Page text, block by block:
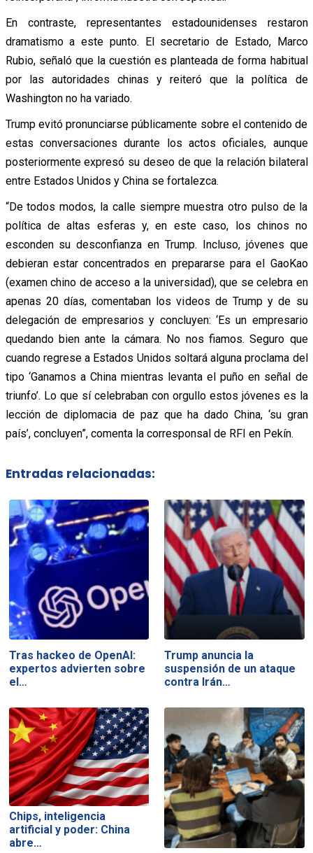
En contraste, representantes estadounidenses restaron
dramatismo a este punto. El secretario de Estado, Marco
Rubio, señaló que la cuestión es planteada de forma habitual
por las autoridades chinas y reiteró que la política de
Washington no ha variado.
Trump evitó pronunciarse públicamente sobre el contenido de
estas conversaciones durante los actos oficiales, aunque
posteriormente expresó su deseo de que la relación bilateral
entre Estados Unidos y China se fortalezca.
“De todos modos, la calle siempre muestra otro pulso de la
política de altas esferas y, en este caso, los chinos no
esconden su desconfianza en Trump. Incluso, jóvenes que
debieran estar concentrados en prepararse para el GaoKao
(examen chino de acceso a la universidad), que se celebra en
apenas 20 días, comentaban los videos de Trump y de su
delegación de empresarios y concluyen: ‘Es un empresario
quedando bien ante la cámara. No nos fiamos. Seguro que
cuando regrese a Estados Unidos soltará alguna proclama del
tipo ‘Ganamos a China mientras levanta el puño en señal de
triunfo’. Lo que sí celebraban con orgullo estos jóvenes es la
lección de diplomacia de paz que ha dado China, ‘su gran
país’, concluyen”, comenta la corresponsal de RFI en Pekín.
Entradas relacionadas:
Tras hackeo de OpenAI:
expertos advierten sobre
el…
Trump anuncia la
suspensión de un ataque
contra Irán…
Chips, inteligencia
artificial y poder: China
abre…